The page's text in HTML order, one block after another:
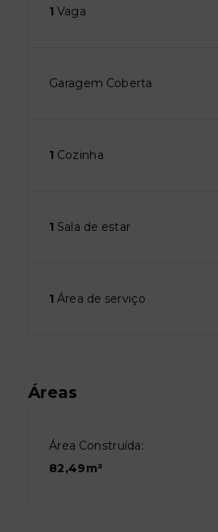
1 Vaga
Garagem Coberta
1 Cozinha
1 Sala de estar
1 Área de serviço
Áreas
Área Construída:
82,49m²